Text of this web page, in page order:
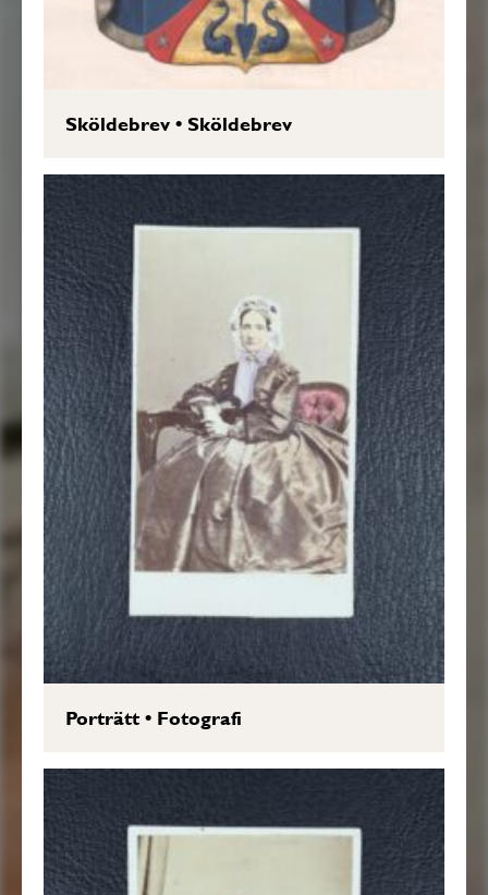
Sköldebrev•Sköldebrev
Porträtt• Fotografi